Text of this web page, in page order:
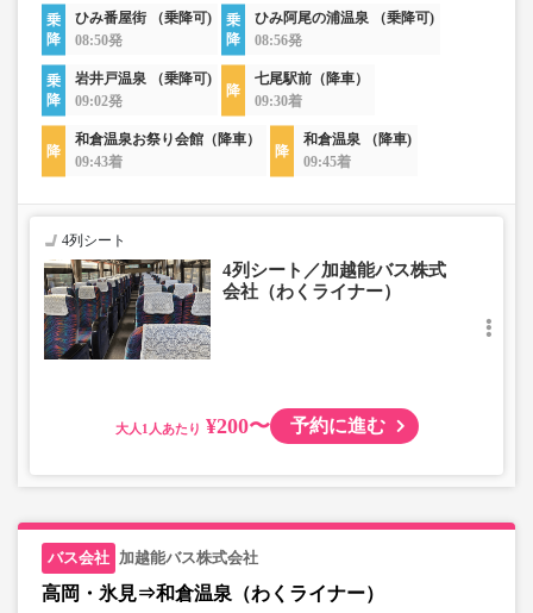
ひみ番屋街 （乗降可)
08:50発
ひみ阿尾の浦温泉 （乗降可)
08:56発
岩井戸温泉 （乗降可)
09:02発
七尾駅前（降車）
09:30着
和倉温泉お祭り会館（降車）
09:43着
和倉温泉 （降車)
09:45着
4列シート
4列シート／加越能バス株式
会社（わくライナー）
大人 ¥200〜 予約に進む
加越能バス株式会社
高岡・氷見⇒和倉温泉（わくライナー）